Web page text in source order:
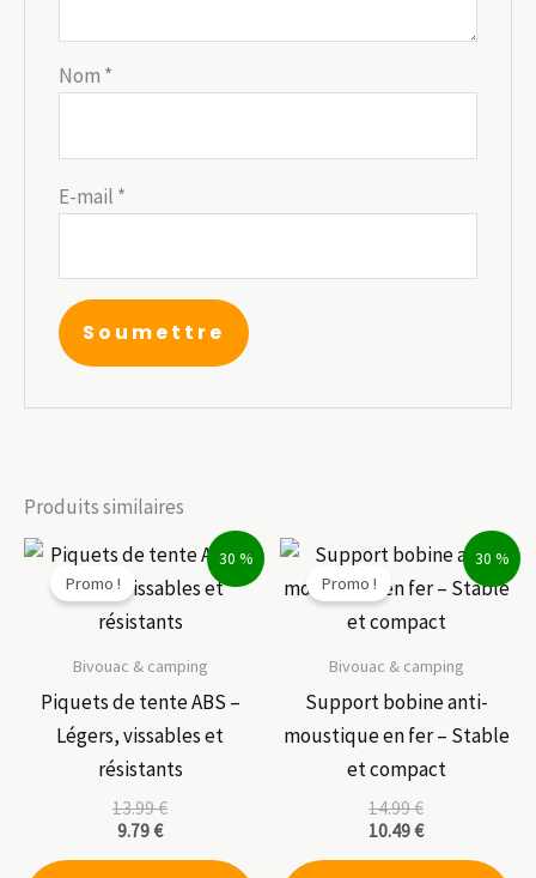
Nom *
E-mail *
Produits similaires
30 %
Promo !
Bivouac & camping
Piquets de tente ABS –
Légers, vissables et
résistants
13.99€
9.79€
30 %
Promo !
Bivouac & camping
Support bobine anti-
moustique en fer – Stable
et compact
14.99€
10.49€